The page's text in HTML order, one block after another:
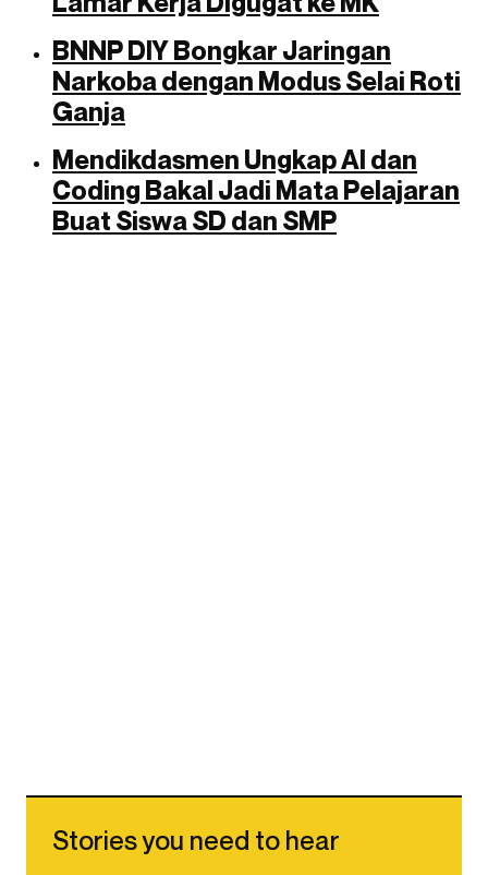
BNNP DIY Bongkar Jaringan
Narkoba dengan Modus Selai Roti
Ganja
Mendikdasmen Ungkap AI dan
Coding Bakal Jadi Mata Pelajaran
Buat Siswa SD dan SMP
Stories you need to hear